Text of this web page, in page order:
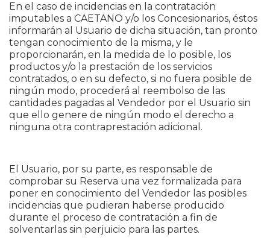
En el caso de incidencias en la contratación
imputables a CAETANO y/o los Concesionarios, éstos
informarán al Usuario de dicha situación, tan pronto
tengan conocimiento de la misma, y le
proporcionarán, en la medida de lo posible, los
productos y/o la prestación de los servicios
contratados, o en su defecto, si no fuera posible de
ningún modo, procederá al reembolso de las
cantidades pagadas al Vendedor por el Usuario sin
que ello genere de ningún modo el derecho a
ninguna otra contraprestación adicional.
El Usuario, por su parte, es responsable de
comprobar su Reserva una vez formalizada para
poner en conocimiento del Vendedor las posibles
incidencias que pudieran haberse producido
durante el proceso de contratación a fin de
solventarlas sin perjuicio para las partes.